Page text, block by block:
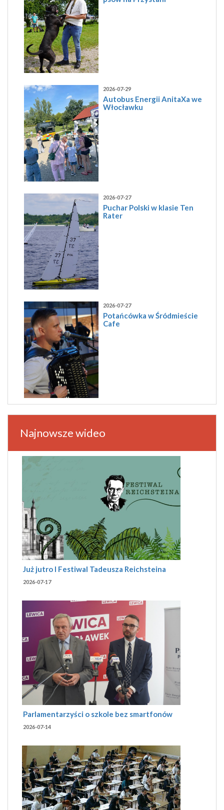
2026-07-29
Autobus Energii AnitaXa we
Włocławku
2026-07-27
Puchar Polski w klasie Ten
Rater
2026-07-27
Potańcówka w Śródmieście
Cafe
Najnowsze wideo
Już jutro I Festiwal Tadeusza Reichsteina
2026-07-17
Parlamentarzyści o szkole bez smartfonów
2026-07-14